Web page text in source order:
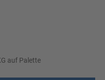
auf Palette